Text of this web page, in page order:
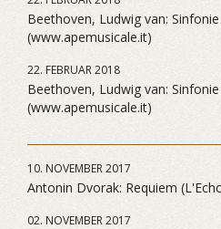
Beethoven, Ludwig van:
(www.apemusicale.it)
22. FEBRUAR 2018
Beethoven, Ludwig van:
(www.apemusicale.it)
10. NOVEMBER 2017
Antonin Dvorak: Requiem
02. NOVEMBER 2017